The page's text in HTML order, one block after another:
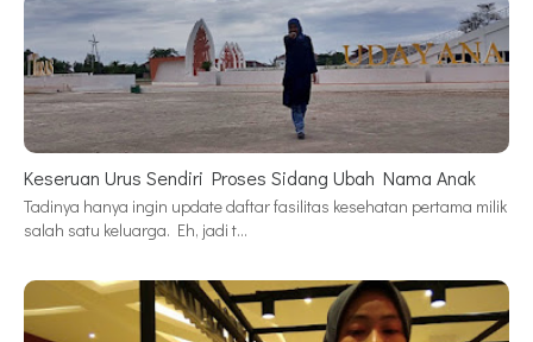
Keseruan Urus Sendiri Proses Sidang Ubah Nama Anak
Tadinya hanya ingin update daftar fasilitas kesehatan pertama milik
salah satu keluarga. Eh, jadi t…